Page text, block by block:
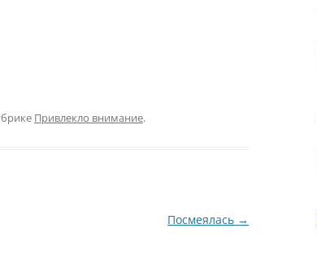
Привлекло внимание.
Посмеялась →